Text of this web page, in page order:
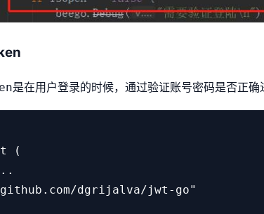
是在用户登录的时候，通过验证账号密码是否正确
(
dgrijalva/jwt-go"